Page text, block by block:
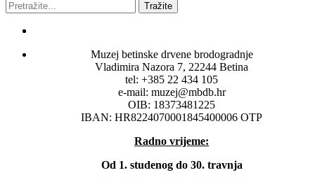
Muzej betinske drvene brodogradnje
Vladimira Nazora 7, 22244 Betina
tel: +385 22 434 105
e-mail: muzej@mbdb.hr
OIB: 18373481225
IBAN: HR8224070001845400006 OTP
Radno vrijeme:
Od 1. studenog do 30. travnja